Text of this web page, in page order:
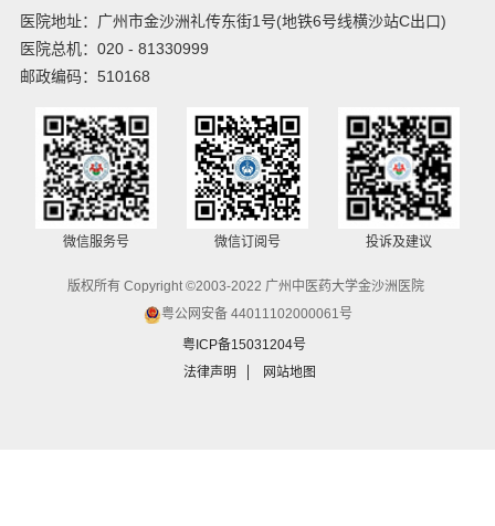
医院地址：广州市金沙洲礼传东街1号(地铁6号线横沙站C出口)
医院总机：020 - 81330999
邮政编码：510168
微信服务号 微信订阅号 投诉及建议
版权所有 Copyright ©2003-2022 广州中医药大学金沙洲医院
粤公网安备 44011102000061号
粤ICP备15031204号
法律声明
网站地图